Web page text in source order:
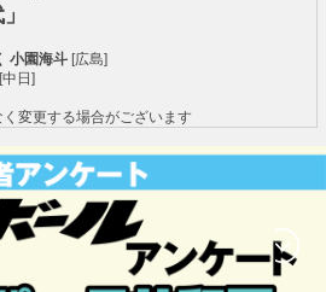
小園海斗[広島]
日]
変更する場合がございます